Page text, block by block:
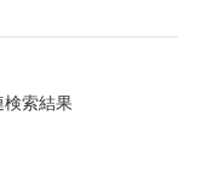
検索結果